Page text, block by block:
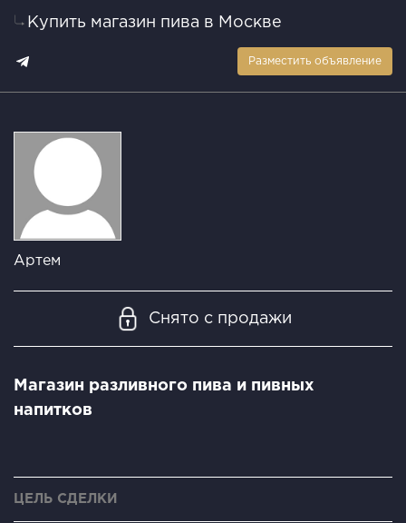
Купить магазин пива в Москве
Разместить объявление
Артем
Снято с продажи
Магазин разливного пива и пивных
напитков
ЦЕЛЬ СДЕЛКИ